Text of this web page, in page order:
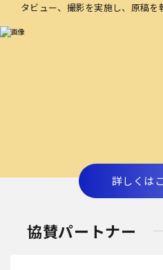
タビュー、撮影を実施し、原稿を
詳しくは
協賛パートナー